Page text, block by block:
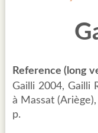
Reference (long
Gailli 2004, Gailli
à Massat
p.